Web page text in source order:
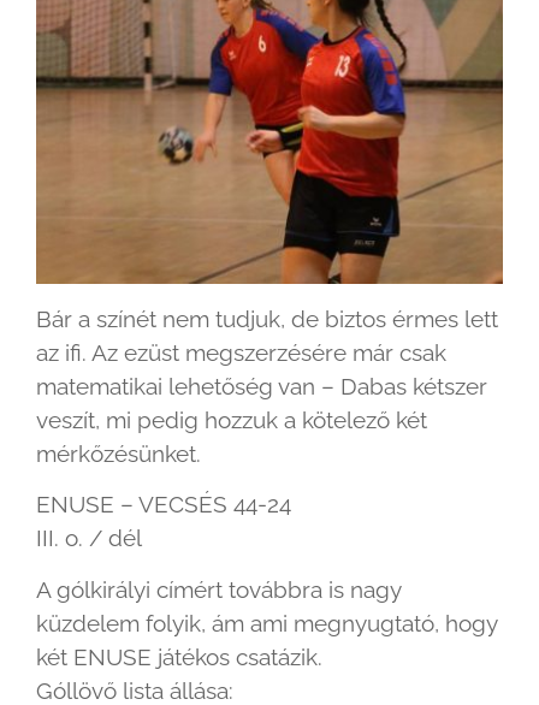
Bár a színét nem tudjuk, de biztos érmes lett
az ifi. Az ezüst megszerzésére már csak
matematikai lehetőség van – Dabas kétszer
veszít, mi pedig hozzuk a kötelező két
mérkőzésünket.
ENUSE – VECSÉS 44-24
III. o. / dél
A gólkirályi címért továbbra is nagy
küzdelem folyik, ám ami megnyugtató, hogy
két ENUSE játékos csatázik.
Góllövő lista állása: